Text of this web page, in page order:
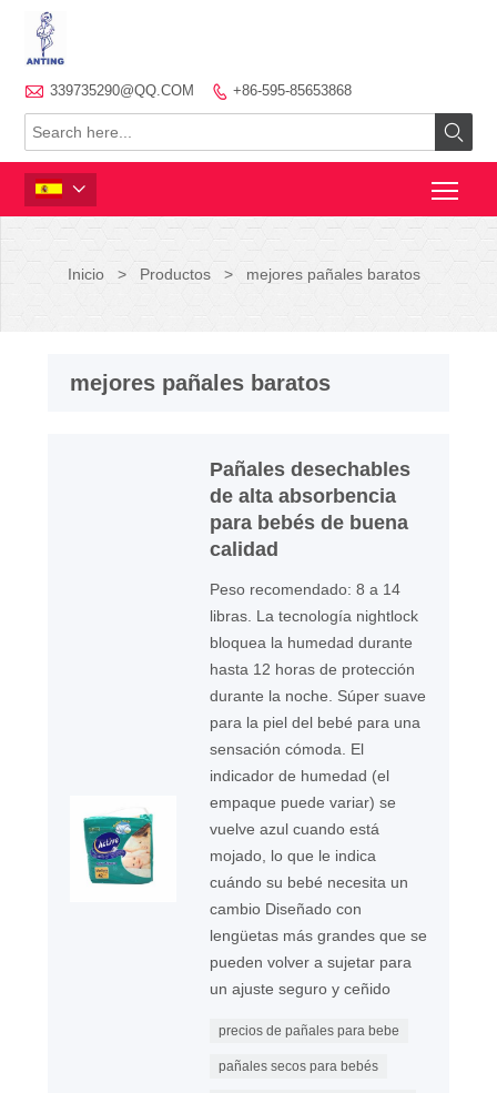
 339735290@QQ.COM  +86-595-85653868


Inicio > Productos > mejores pañales baratos
mejores pañales baratos
Pañales desechables
de alta absorbencia
para bebés de buena
calidad
Peso recomendado: 8 a 14
libras. La tecnología nightlock
bloquea la humedad durante
hasta 12 horas de protección
durante la noche. Súper suave
para la piel del bebé para una
sensación cómoda. El
indicador de humedad (el
empaque puede variar) se
vuelve azul cuando está
mojado, lo que le indica
cuándo su bebé necesita un
cambio Diseñado con
lengüetas más grandes que se
pueden volver a sujetar para
un ajuste seguro y ceñido
precios de pañales para bebe
pañales secos para bebés